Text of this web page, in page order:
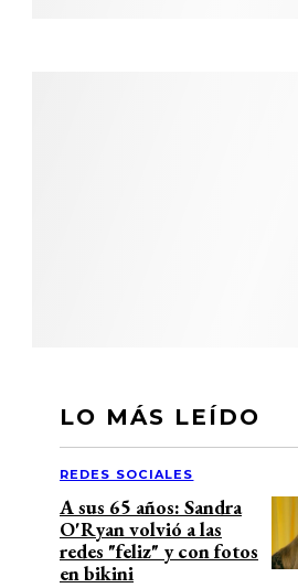
LO MÁS LEÍDO
REDES SOCIALES
A sus 65 años: Sandra
O'Ryan volvió a las
redes "feliz" y con fotos
en bikini